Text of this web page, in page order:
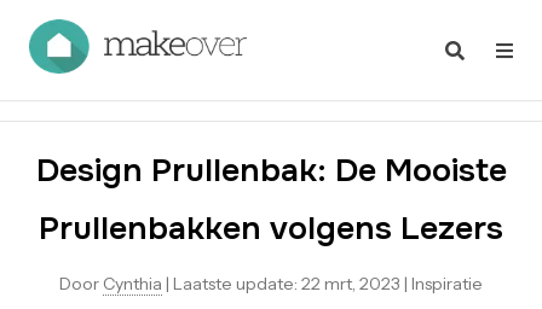
Design Prullenbak: De Mooiste
Prullenbakken volgens Lezers
Door Cynthia | Laatste update: 22 mrt, 2023 | Inspiratie